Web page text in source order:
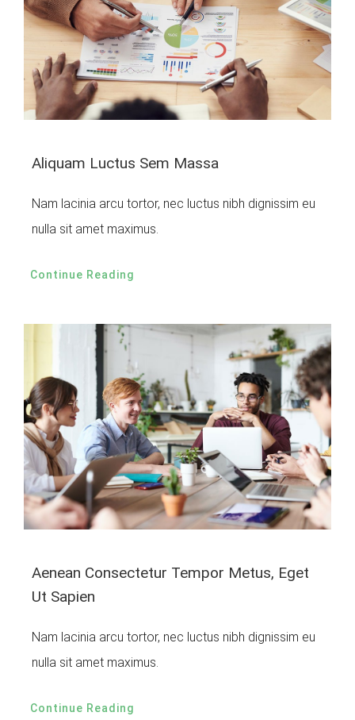
Aliquam Luctus Sem Massa
Nam lacinia arcu tortor, nec luctus nibh dignissim eu
nulla sit amet maximus.
Continue Reading
Aenean Consectetur Tempor Metus, Eget
Ut Sapien
Nam lacinia arcu tortor, nec luctus nibh dignissim eu
nulla sit amet maximus.
Continue Reading